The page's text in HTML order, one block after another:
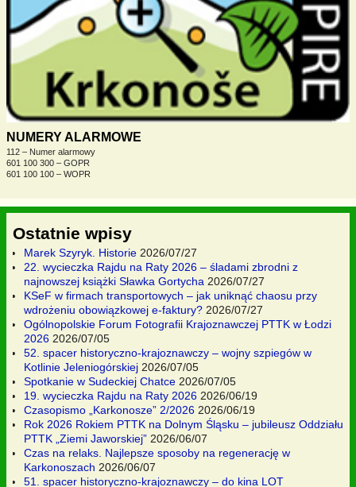
NUMERY ALARMOWE
112 – Numer alarmowy
601 100 300 – GOPR
601 100 100 – WOPR
Ostatnie wpisy
Marek Szyryk. Historie 2026/07/27
22. wycieczka Rajdu na Raty 2026 – śladami zbrodni z
najnowszej książki Sławka Gortycha 2026/07/27
KSeF w firmach transportowych – jak uniknąć chaosu przy
wdrożeniu obowiązkowej e-faktury? 2026/07/27
Ogólnopolskie Forum Fotografii Krajoznawczej PTTK w Łodzi
2026 2026/07/05
52. spacer historyczno-krajoznawczy – wojny szpiegów w
Kotlinie Jeleniogórskiej 2026/07/05
Spotkanie w Sudeckiej Chatce 2026/07/05
19. wycieczka Rajdu na Raty 2026 2026/06/19
Czasopismo „Karkonosze” 2/2026 2026/06/19
Rok 2026 Rokiem PTTK na Dolnym Śląsku – jubileusz Oddziału
PTTK „Ziemi Jaworskiej” 2026/06/07
Czas na relaks. Najlepsze sposoby na regenerację w
Karkonoszach 2026/06/07
51. spacer historyczno-krajoznawczy – do kina LOT